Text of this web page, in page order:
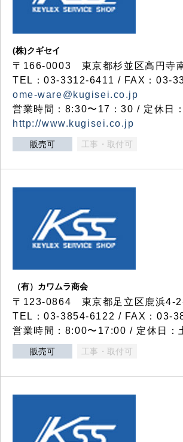
(株)クギセイ
〒166-0003 東京都杉並区高円寺
TEL：03-3312-6411 / FAX：03-
ome-ware@kugisei.co.jp
営業時間：8:30〜17：30 / 定休日
http://www.kugisei.co.jp
販売可 工事・取付可
（有）カワムラ商会
〒123-0864 東京都足立区鹿浜4-
TEL：03-3854-6122 / FAX：03-
営業時間：8:00〜17:00 / 定休日：
販売可 工事・取付可